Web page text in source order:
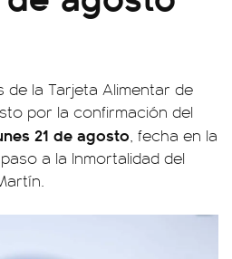
de la Tarjeta Alimentar de
por la confirmación del
21 de agosto, fecha en la
a la Inmortalidad del